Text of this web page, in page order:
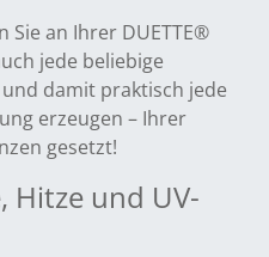
Sie an Ihrer DUETTE®
jede beliebige
damit praktisch jede
erzeugen – Ihrer
gesetzt!
Hitze und UV-